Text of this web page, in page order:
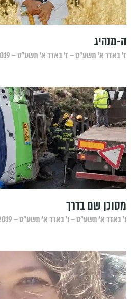
ה-מנהיג
ז׳ באדר א׳ תשע״ט – ז׳ באדר א׳ תשע״ט – 12/02/2019
מסוכן שם בדרך
ו׳ באדר א׳ תשע״ט – ו׳ באדר א׳ תשע״ט – 11/02/2019